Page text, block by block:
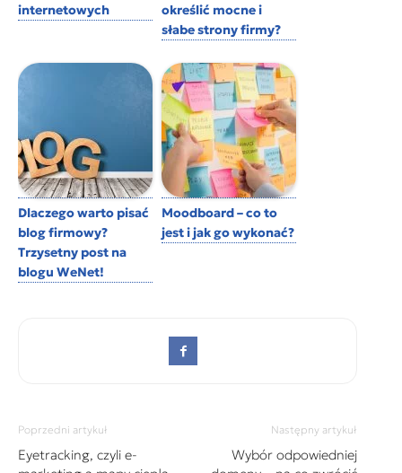
internetowych
określić mocne i
słabe strony firmy?
Dlaczego warto pisać
blog firmowy?
Trzysetny post na
blogu WeNet!
Moodboard – co to
jest i jak go wykonać?
Poprzedni artykuł
Eyetracking, czyli e-
Następny artykuł
Wybór odpowiedniej